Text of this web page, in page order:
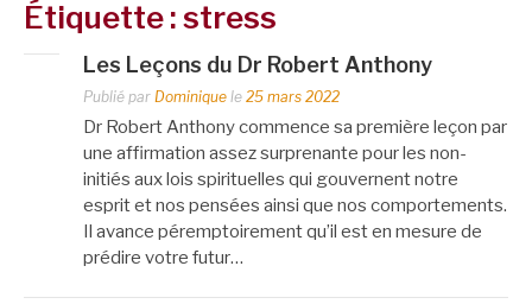
Étiquette :stress
Les Leçons du Dr Robert Anthony
Publié par Dominique le 25 mars 2022
Dr Robert Anthony commence sa première leçon par
une affirmation assez surprenante pour les non-
initiés aux lois spirituelles qui gouvernent notre
esprit et nos pensées ainsi que nos comportements.
Il avance péremptoirement qu’il est en mesure de
prédire votre futur…